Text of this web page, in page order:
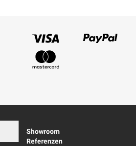
Visum
Showroom
Referenzen